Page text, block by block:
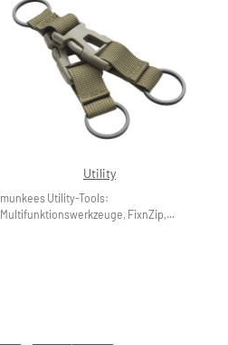
Utility
munkees Utility-Tools:
Multifunktionswerkzeuge, FixnZip,...